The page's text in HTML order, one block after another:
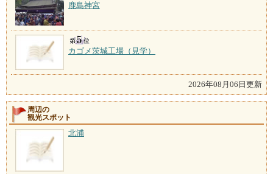
鹿島神宮
カゴメ茨城工場（見学）
2026年08月06日更新
周辺の
観光スポット
北浦